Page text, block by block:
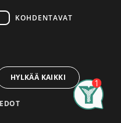
Account
15x3200
reunalista. Listan
tiloihin. Listat myydään
hyväksytty tuote,
tuotantovirheisiin voidaan
KOHDENTAVAT
HYLKÄÄ KAIKKI